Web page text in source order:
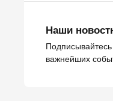
Наши
Подписывайтесь
важнейших